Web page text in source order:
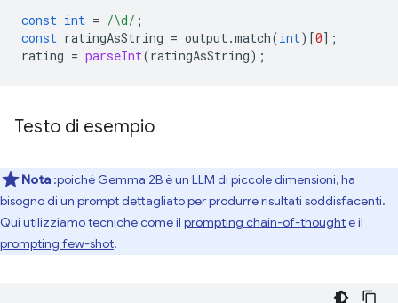
const int = /\d/ ;
const ratingAsString = output .match(int)[0];
rating = parseInt(ratingAsString);
Testo di esempio
Nota :poiché Gemma 2B è un LLM di piccole dimensioni, ha
bisogno di un prompt dettagliato per produrre risultati soddisfacenti.
Qui utilizziamo tecniche come il prompting chain-of-thoughte il
prompting few-shot.